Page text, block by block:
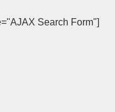
Search Form"]